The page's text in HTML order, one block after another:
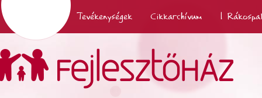
Tevékenységek Cikkarchívum |